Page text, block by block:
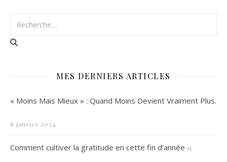
MES DERNIERS ARTICLES
« Moins Mais Mieux » : Quand Moins Devient Vraiment Plus.
8 janvier 2024
Comment cultiver la gratitude en cette fin d’année 15